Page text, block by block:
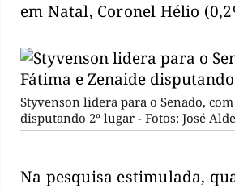
em Natal, Coronel Hélio
Styvenson lidera para o Senado,
disputando 2º lugar - Fotos: José
Na pesquisa estimulada,